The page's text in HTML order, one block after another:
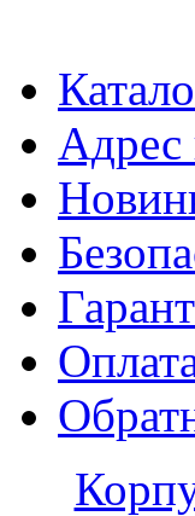
Адрес